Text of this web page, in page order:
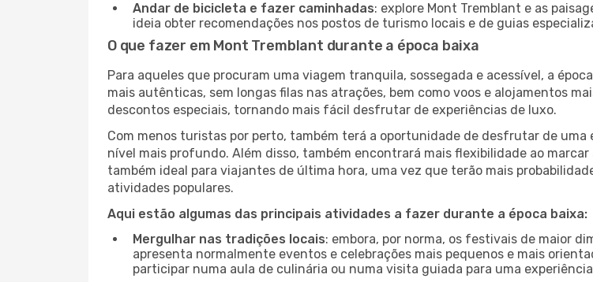
Andar de bicicleta e fazer caminhadas: explore Mont Tremblant e as
ideia obter recomendações nos postos de turismo locais e de guias
O que fazer em Mont Tremblant durante a época baixa
Para aqueles que procuram uma viagem tranquila, sossegada e acessível, a
mais autênticas, sem longas filas nas atrações, bem como voos e alojamentos
descontos especiais, tornando mais fácil desfrutar de experiências de luxo.
Com menos turistas por perto, também terá a oportunidade de desfrutar de
nível mais profundo. Além disso, também encontrará mais flexibilidade ao
também ideal para viajantes de última hora, uma vez que terão mais
atividades populares.
Aqui estão algumas das principais atividades a fazer durante a época baixa:
Mergulhar nas tradições locais: embora, por norma, os festivais de maior
apresenta normalmente eventos e celebrações mais pequenos e mais
participar numa aula de culinária ou numa visita guiada para uma